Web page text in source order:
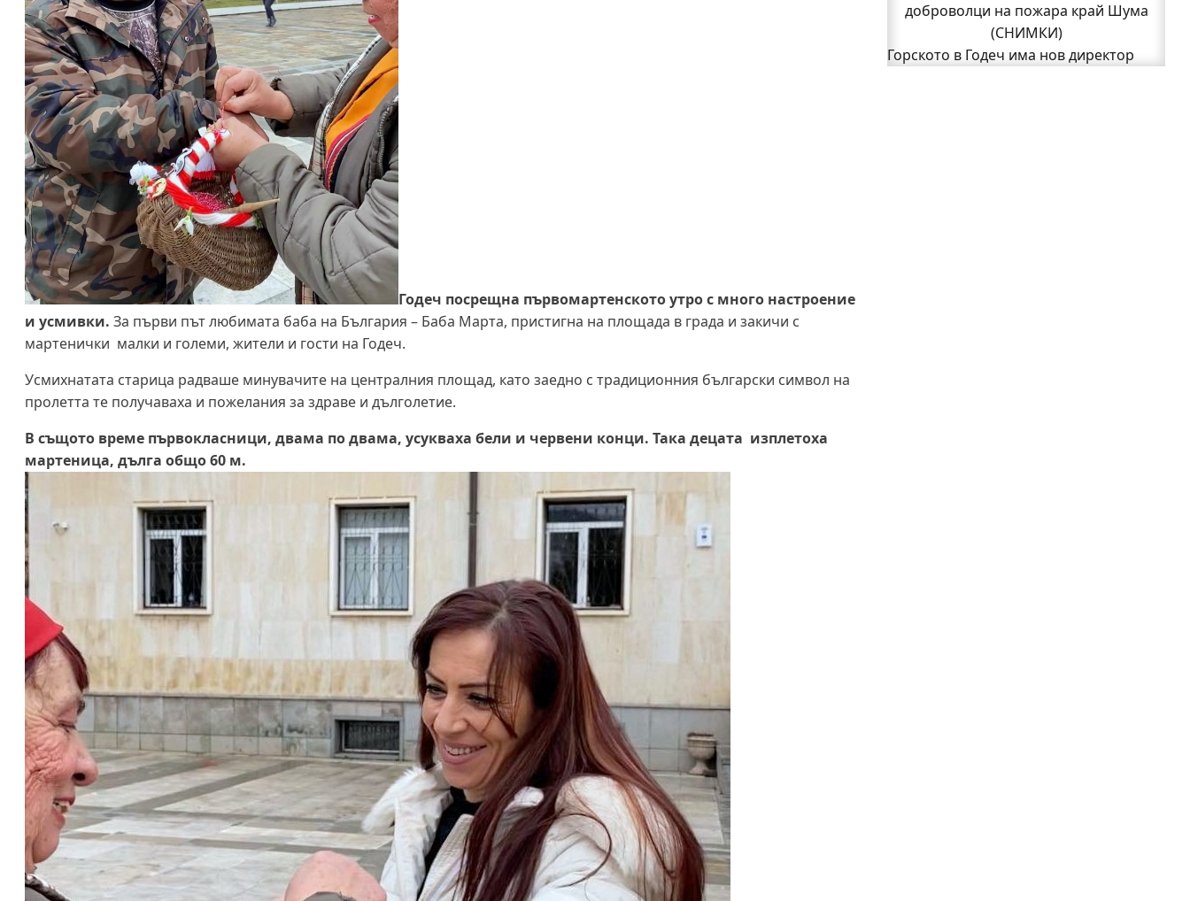
Годеч посрещна първомартенското утро с много настроение
и усмивки. За първи път любимата баба на България – Баба Марта, пристигна на площада в града и закичи с
мартенички малки и големи, жители и гости на Годеч.
Усмихнатата старица радваше минувачите на централния площад, като заедно с традиционния български символ на
пролетта те получаваха и пожелания за здраве и дълголетие.
В същото време първокласници, двама по двама, усукваха бели и червени конци. Така децата изплетоха
мартеница, дълга общо 60 м.
доброволци се хвърлиха в битката с
огъня (СНИМКИ/ВИДЕО)
Полицията влиза в селата
доброволци на пожара край Шума
(СНИМКИ)
Горското в Годеч има нов директор